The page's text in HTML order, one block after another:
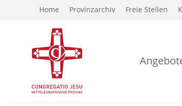
Home Provinzarchiv Freie Stellen